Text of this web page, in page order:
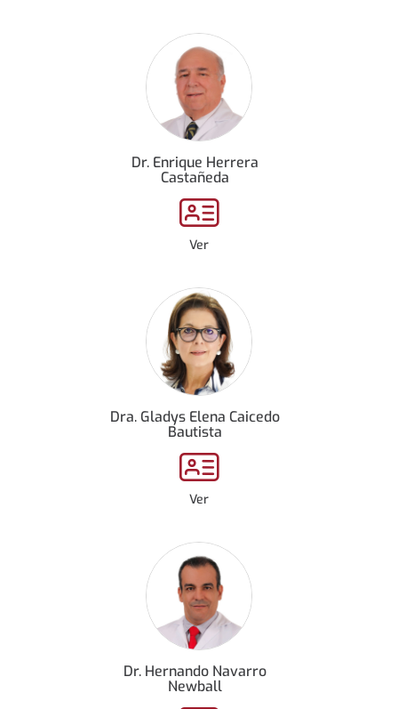
Dr. Enrique Herrera
Castañeda
Ver
Dra. Gladys Elena Caicedo
Bautista
Ver
Dr. Hernando Navarro
Newball